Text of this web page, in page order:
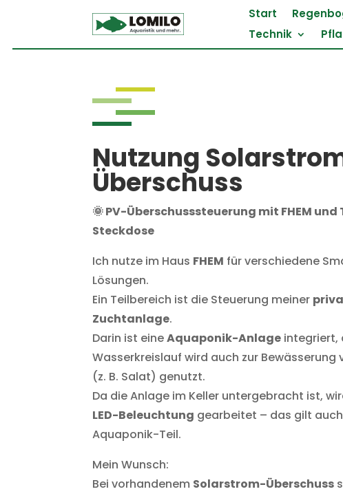
Start
Technik
Nutzung
Überschuss
🌞 PV-Überschusssteuerung mit FHEM
Steckdose
Ich nutze im Haus FHEM für verschiedene
Lösungen.
Ein Teilbereich ist die Steuerung meiner
Zuchtanlage.
Darin ist eineAquaponik-Anlage integriert,
Wasserkreislauf wird auch zur Bewässerung
(z. B. Salat) genutzt.
Da die Anlage im Keller untergebracht ist,
LED-Beleuchtung gearbeitet – das gilt
Aquaponik-Teil.
Mein Wunsch:
Bei vorhandenem Solarstrom-Überschuss